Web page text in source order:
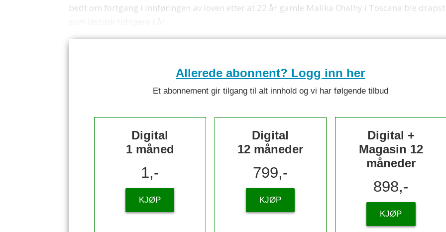
bedt om fortgang i innføringen av loven etter at 22 år gamle Malika Chalhy i Toscana ble
Allerede abonnent? Logg inn her
Et abonnement gir tilgang til alt innhold og vi har følgende tilbud
Digital
1 måned
1,-
KJØP
Digital
12 måneder
799,-
KJØP
Digital +
Magasin 12
måneder
898,-
KJØP